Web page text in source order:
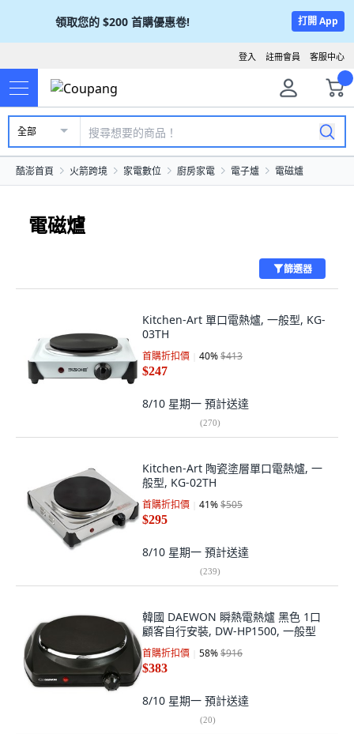
領取您的 $200 首購優惠卷! 打開 App
客服中心
註冊會員
登入
全部
酷澎首頁 火箭跨境 家電數位 廚房家電 電子爐 電磁爐
電磁爐
篩選器
Kitchen-Art 單口電熱爐, 一般型, KG-
03TH
首購折扣價 40%$413
$247
8/10 星期一 預計送達
(270)
Kitchen-Art 陶瓷塗層單口電熱爐, 一
般型, KG-02TH
首購折扣價 41%$505
$295
8/10 星期一 預計送達
(239)
韓國 DAEWON 瞬熱電熱爐 黑色 1口
顧客自行安裝, DW-HP1500, 一般型
首購折扣價 58%$916
$383
8/10 星期一 預計送達
(20)